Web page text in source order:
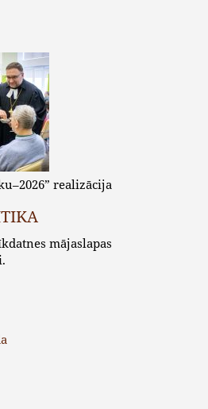
realizācija
mājaslapas